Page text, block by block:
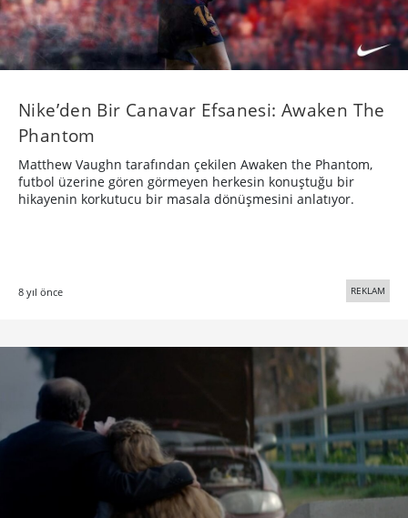
Nike’den Bir Canavar Efsanesi: Awaken The
Phantom
Matthew Vaughn tarafından çekilen Awaken the Phantom,
futbol üzerine gören görmeyen herkesin konuştuğu bir
hikayenin korkutucu bir masala dönüşmesini anlatıyor.
8 yıl önce REKLAM